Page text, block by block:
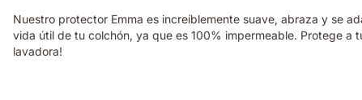
Nuestro protector Emma es increíblemente suave, abraza y se
vida útil de tu colchón, ya que es 100% impermeable. Protege a
lavadora!